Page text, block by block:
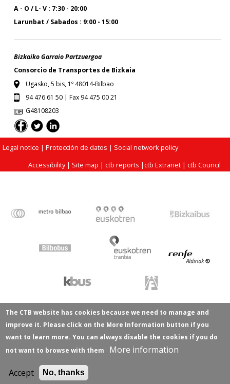
A - O / L- V : 7:30 - 20:00
Larunbat / Sabados : 9:00 - 15:00
Bizkaiko Garraio Partzuergoa
Consorcio de Transportes de Bizkaia
Ugasko, 5 bis, 1º 48014-Bilbao
94 476 61 50 | Fax 94 475 00 21
G48108203
Legal notice | Protección de datos | Social network policy
Accessibility| Site map |ctb reports |ctb Extranet |ctb Council
The CTB website has cookies because we need to manage and
improve it. Please click on the More Information button if you
want to learn more. You can always disable the cookies if you do
not want to browse with them
More information
Accept No, thanks